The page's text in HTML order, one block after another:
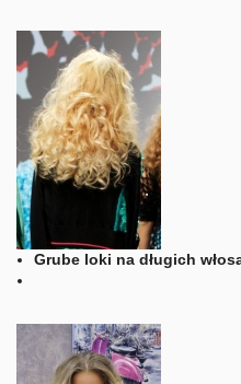
Grube loki na długich